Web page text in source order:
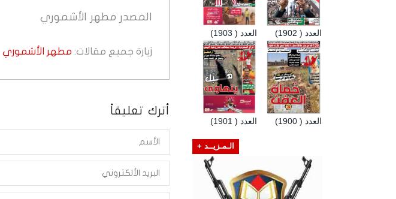
المصدر مطهر الأشموري
زيارة جميع مقالات: مطهر الأشموري
أترك تعليقاً
العدد ( 1903) العدد ( 1902)
العدد ( 1901) العدد ( 1900)
الـمـزيــد +